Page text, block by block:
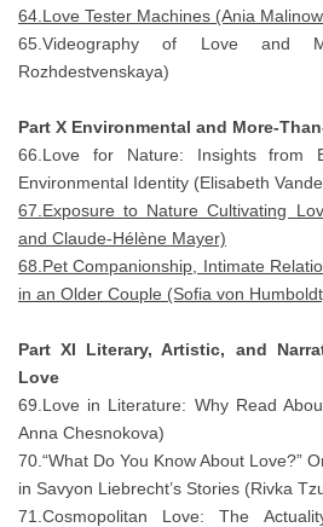
64.Love Tester Machines (Ania
65.Videography of Love and
Rozhdestvenskaya)
Part X Environmental and More-
66.Love for Nature: Insights from
Environmental Identity (Elisabeth
67.Exposure to Nature Cultivating
and Claude-Hélène Mayer)
68.Pet Companionship, Intimate
in an Older Couple (Sofia von
Part XI Literary, Artistic, and
Love
69.Love in Literature: Why Read
Anna Chesnokova)
70.“What Do You Know About Love?”
in Savyon Liebrecht’s Stories (Rivka
71.Cosmopolitan Love: The